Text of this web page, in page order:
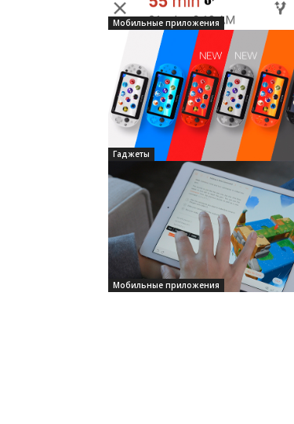
Мобильные приложения
Гаджеты
Мобильные приложения